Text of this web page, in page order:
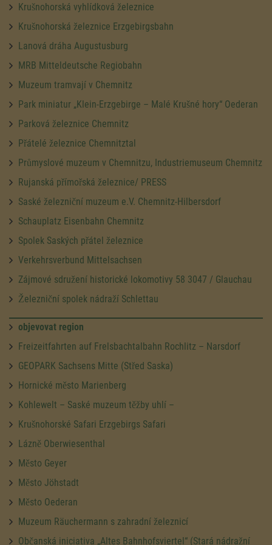
Krušnohorská vyhlídková železnice
Krušnohorská železnice Erzgebirgsbahn
Lanová dráha Augustusburg
MRB Mitteldeutsche Regiobahn
Muzeum tramvají v Chemnitz
Park miniatur „Klein-Erzgebirge – Malé Krušné hory“ Oederan
Parková železnice Chemnitz
Přátelé železnice Chemnitztal
Průmyslové muzeum v Chemnitzu, Industriemuseum Chemnitz
Rujanská přímořská železnice/ PRESS
Saské železniční muzeum e.V. Chemnitz-Hilbersdorf
Schauplatz Eisenbahn Chemnitz
Spolek Saských přátel železnice
Verkehrsverbund Mittelsachsen
Zájmové sdružení historické lokomotivy 58 3047 / Glauchau
Železniční spolek nádraží Schlettau
objevovat region
Freizeitfahrten auf Frelsbachtalbahn Rochlitz – Narsdorf
GEOPARK Sachsens Mitte (Střed Saska)
Hornické město Marienberg
Kohlewelt – Saské muzeum těžby uhlí –
Krušnohorské Safari Erzgebirgs Safari
Lázně Oberwiesenthal
Město Geyer
Město Jöhstadt
Město Oederan
Muzeum Räuchermann s zahradní železnicí
Občanská iniciativa „Altes Bahnhofsviertel“ (Stará nádražní